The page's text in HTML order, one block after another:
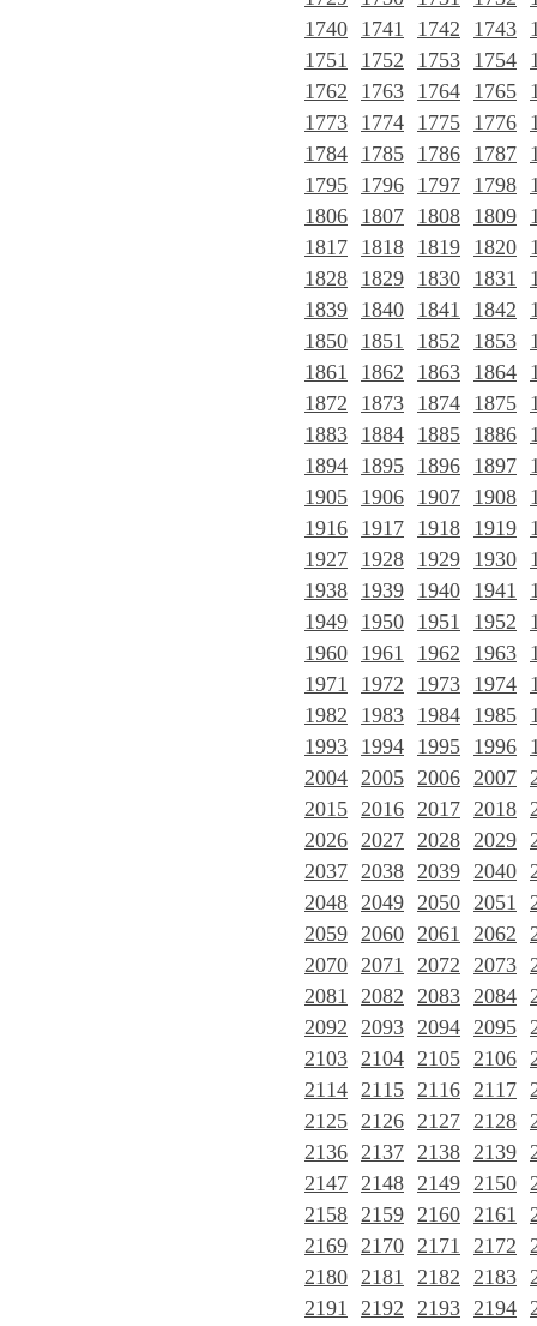
1740 1741 1742 1743
1751
1752 1753 1754
1762
1763 1764 1765
1773 1774 1775 1776
1784 1785 1786 1787
1795 1796 1797 1798
1806 1807 1808 1809
1817 1818 1819 1820
1828 1829 1830 1831
1839 1840 1841 1842
1850 1851 1852 1853
1861
1862 1863 1864
1872
1873 1874 1875
1883 1884 1885 1886
1894 1895 1896 1897
1905 1906 1907 1908
1916 1917 1918 1919
1927 1928 1929 1930
1938 1939 1940 1941
1949 1950 1951 1952
1960 1961 1962 1963
1971
1972 1973 1974
1982
1983 1984 1985
1993 1994 1995 1996
2004 2005 2006 2007
2015 2016 2017 2018
2026 2027 2028 2029
2037 2038 2039 2040
2048 2049 2050 2051
2059 2060 2061 2062
2070 2071 2072 2073
2081 2082 2083 2084
2092 2093 2094 2095
2103 2104 2105 2106
2114 2115 2116 2117
2125 2126 2127 2128
2136 2137 2138 2139
2147 2148 2149 2150
2158 2159 2160 2161
2169 2170 2171 2172
2180 2181 2182 2183
2191 2192 2193 2194